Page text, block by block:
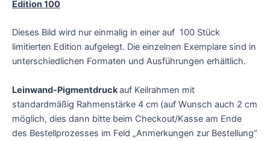
Edition 100
Dieses Bild wird nur einmalig in einer auf 100 Stück
limitierten Edition aufgelegt. Die einzelnen Exemplare sind in
unterschiedlichen Formaten und Ausführungen erhältlich.
Leinwand-Pigmentdruckauf Keilrahmen mit
standardmäßig Rahmenstärke 4 cm (auf Wunsch auch 2 cm
möglich, dies dann bitte beim Checkout/Kasse am Ende
des Bestellprozesses im Feld „Anmerkungen zur Bestellung“